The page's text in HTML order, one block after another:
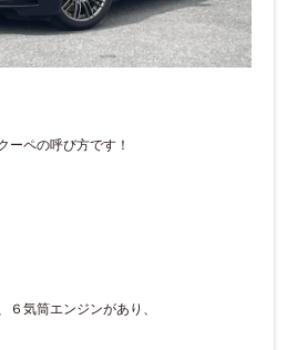
ーペの呼び方です！
６気筒エンジンがあり、